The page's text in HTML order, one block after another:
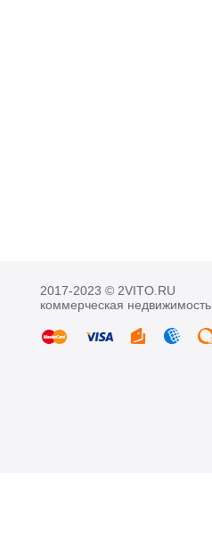
2017-2023 © 2VITO.RU
коммерческая недвижимость